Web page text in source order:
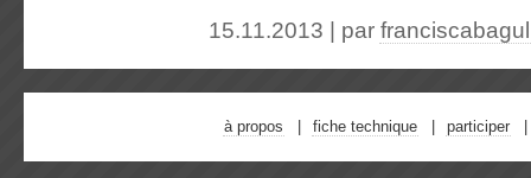
15.11.2013 | par
à propos fiche technique participer